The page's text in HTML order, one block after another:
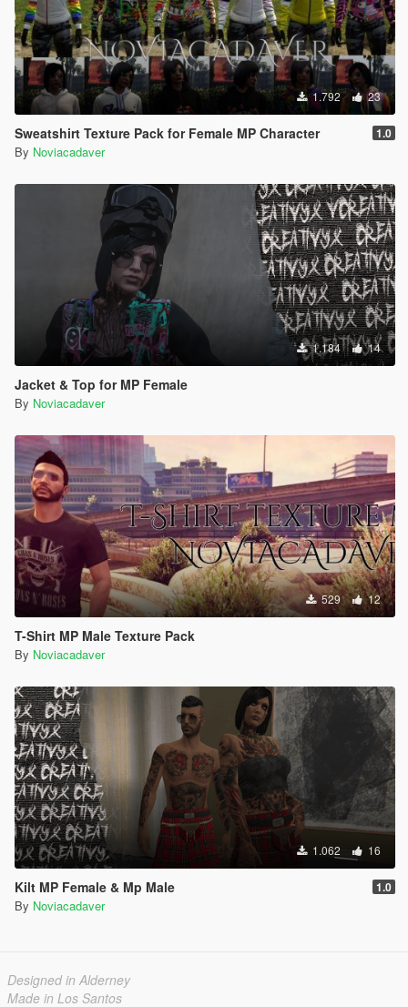
1.792 23
Sweatshirt Texture Pack for Female MP Character 1.0
By Noviacadaver
1.184 14
Jacket & Top for MP Female
By Noviacadaver
529 12
T-Shirt MP Male Texture Pack
By Noviacadaver
1.062 16
Kilt MP Female & Mp Male 1.0
By Noviacadaver
Designed in Alderney
Made in Los Santos